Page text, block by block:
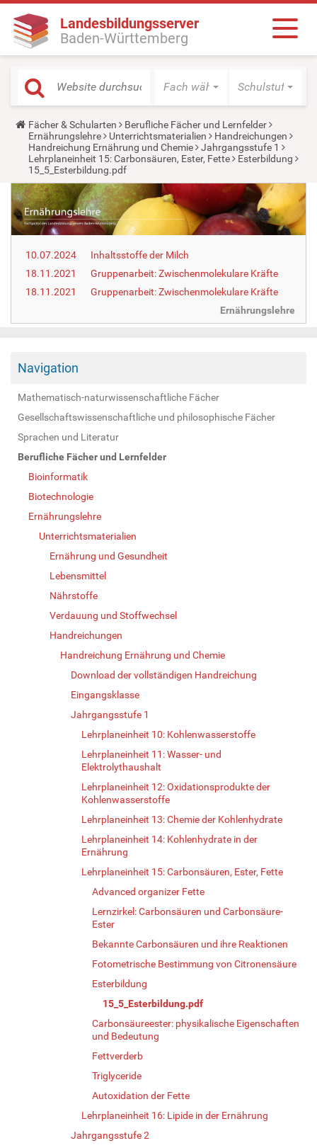
Landesbildungsserver
Baden-Württemberg
Fach wählen Schulstufe
Y
o
u
a
r
e
h
e
r
e
:
Fächer & Schularten
Berufliche Fächer und Lernfelder
Ernährungslehre
Unterrichtsmaterialien
Handreichungen
Handreichung Ernährung und Chemie
Jahrgangsstufe 1
Lehrplaneinheit 15: Carbonsäuren, Ester, Fette
Esterbildung
15_5_Esterbildung.pdf
10.07.2024
Inhaltsstoffe der Milch
18.11.2021
Gruppenarbeit: Zwischenmolekulare Kräfte
18.11.2021
Gruppenarbeit: Zwischenmolekulare Kräfte
Ernährungslehre
Navigation
Mathematisch-naturwissenschaftliche Fächer
Gesellschaftswissenschaftliche und philosophische Fächer
Sprachen und Literatur
Berufliche Fächer und Lernfelder
Bioinformatik
Biotechnologie
Ernährungslehre
Unterrichtsmaterialien
Ernährung und Gesundheit
Lebensmittel
Nährstoffe
Verdauung und Stoffwechsel
Handreichungen
Handreichung Ernährung und Chemie
Download der vollständigen Handreichung
Eingangsklasse
Jahrgangsstufe 1
Lehrplaneinheit 10: Kohlenwasserstoffe
Lehrplaneinheit 11: Wasser- und
Elektrolythaushalt
Lehrplaneinheit 12: Oxidationsprodukte der
Kohlenwasserstoffe
Lehrplaneinheit 13: Chemie der Kohlenhydrate
Lehrplaneinheit 14: Kohlenhydrate in der
Ernährung
Lehrplaneinheit 15: Carbonsäuren, Ester, Fette
Advanced organizer Fette
Lernzirkel: Carbonsäuren und Carbonsäure-
Ester
Bekannte Carbonsäuren und ihre Reaktionen
Fotometrische Bestimmung von Citronensäure
Esterbildung
15_5_Esterbildung.pdf
Carbonsäureester: physikalische Eigenschaften
und Bedeutung
Fettverderb
Triglyceride
Autoxidation der Fette
Lehrplaneinheit 16: Lipide in der Ernährung
Jahrgangsstufe 2